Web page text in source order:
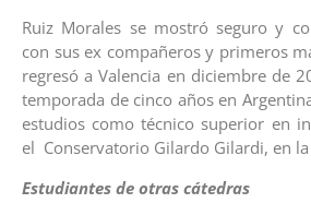
Ruiz Morales se mostró seguro y
con sus ex compañeros y primeros
regresó a Valencia en diciembre de
temporada de cinco años en
estudios como técnico superior en
el Conservatorio Gilardo Gilardi, en la
Estudiantes de otras cátedras